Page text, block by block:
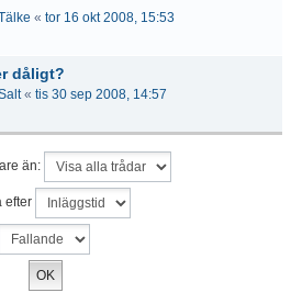
« tor 16 okt 2008, 15:53
dåligt?
« tis 30 sep 2008, 14:57
än:
efter